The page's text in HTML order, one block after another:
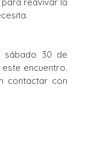
sábado 30 de
encuentro.
contactar con